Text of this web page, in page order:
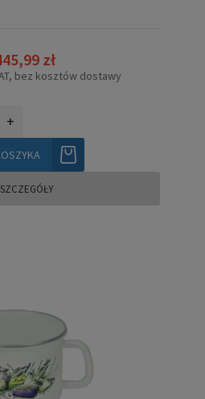
zł
bez kosztów dostawy
+
SZCZEGÓŁY